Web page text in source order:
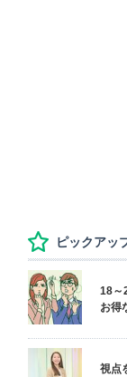
ピックアッ
18～
お得
視点